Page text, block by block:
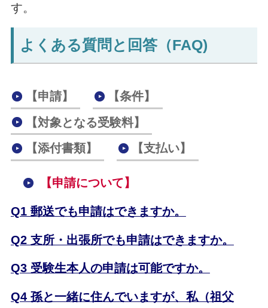
す。
よくある質問と回答（FAQ)
【申請】
【条件】
【対象となる受験料】
【添付書類】
【支払い】
【申請について】
Q1 郵送でも申請はできますか。
Q2 支所・出張所でも申請はできますか。
Q3 受験生本人の申請は可能ですか。
Q4 孫と一緒に住んでいますが、私（祖父